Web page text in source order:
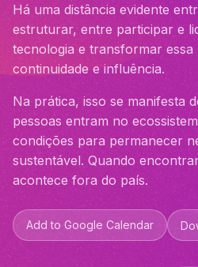
Há uma distância evidente
estruturar, entre participar e
tecnologia e transformar
continuidade e influência.
Na prática, isso se manifesta
pessoas entram no
condições para permanecer
sustentável. Quando
acontece fora do país.
Add to Google Calendar